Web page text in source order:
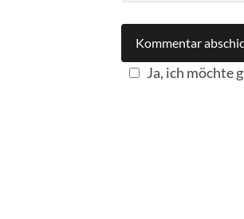
Ja, ich möchte